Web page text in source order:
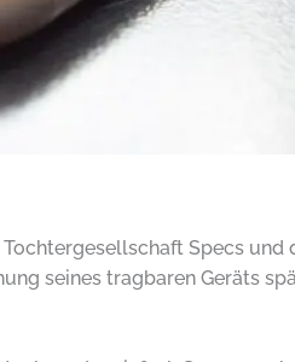
Specs
seines tragbaren Geräts